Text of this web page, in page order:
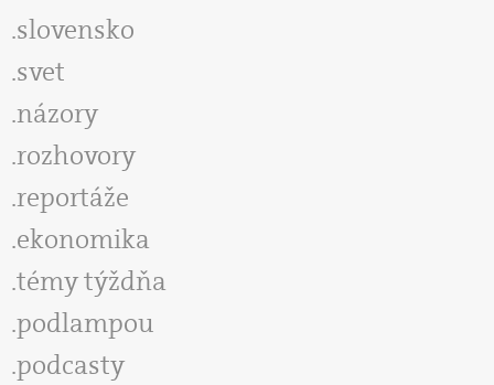
slovensko
svet
názory
rozhovory
reportáže
ekonomika
témy týždňa
podlampou
podcasty